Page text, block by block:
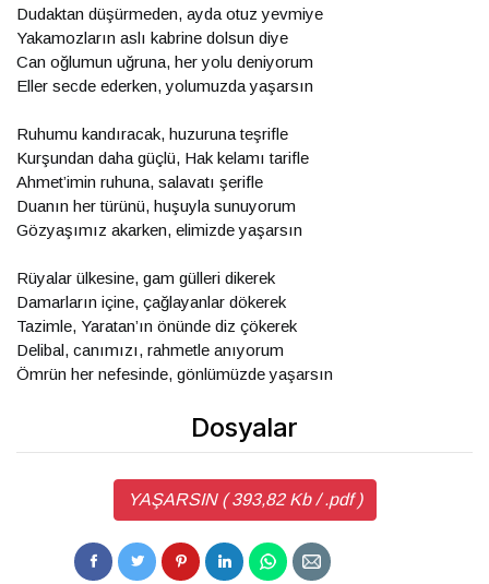
Dudaktan düşürmeden, ayda otuz yevmiye
Yakamozların aslı kabrine dolsun diye
Can oğlumun uğruna, her yolu deniyorum
Eller secde ederken, yolumuzda yaşarsın
Ruhumu kandıracak, huzuruna teşrifle
Kurşundan daha güçlü, Hak kelamı tarifle
Ahmet’imin ruhuna, salavatı şerifle
Duanın her türünü, huşuyla sunuyorum
Gözyaşımız akarken, elimizde yaşarsın
Rüyalar ülkesine, gam gülleri dikerek
Damarların içine, çağlayanlar dökerek
Tazimle, Yaratan’ın önünde diz çökerek
Delibal, canımızı, rahmetle anıyorum
Ömrün her nefesinde, gönlümüzde yaşarsın
Dosyalar
YAŞARSIN ( 393,82 Kb / .pdf )